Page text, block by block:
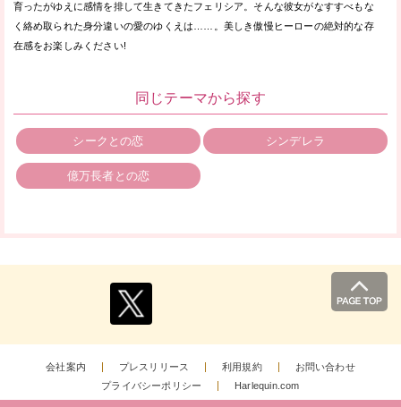
育ったがゆえに感情を排して生きてきたフェリシア。そんな彼女がなすすべもな
く絡め取られた身分違いの愛のゆくえは……。美しき傲慢ヒーローの絶対的な存
在感をお楽しみください!
同じテーマから探す
シークとの恋 シンデレラ
億万長者との恋
会社案内 プレスリリース 利用規約
お問い合わせ
プライバシーポリシー
Harlequin.com